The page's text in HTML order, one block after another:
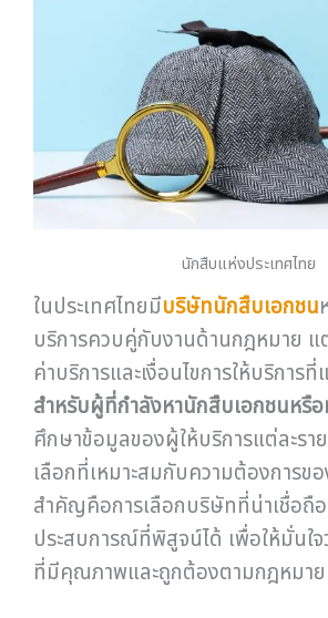
นักสืบแห่งประเทศไทย
ในประเทศไทยมีบริษัทนักสืบเอกชน
บริการควบคู่กับงานด้านกฎหมาย
ค่าบริการและเงื่อนไขการให้บริการ
สำหรับผู้ที่กำลังหานักสืบเอกชนหรื
ศึกษาข้อมูลของผู้ให้บริการแต่ละรา
เลือกที่เหมาะสมกับความต้องการข
สำคัญคือการเลือกบริษัทที่น่าเชื่อถื
ประสบการณ์ที่พิสูจน์ได้ เพื่อให้มั่นใจ
ที่มีคุณภาพและถูกต้องตามกฎหมาย